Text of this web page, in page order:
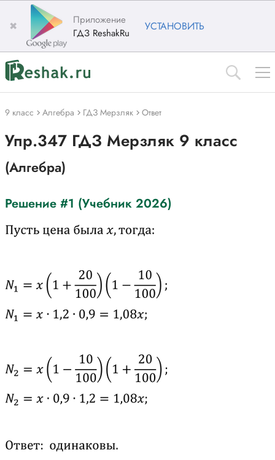
✖
Приложение
ГДЗ ReshakRu
УСТАНОВИТЬ
9 класс Алгебра ГДЗ Мерзляк Ответ
Упр.347 ГДЗ Мерзляк 9 класс
(Алгебра)
Решение #1 (Учебник 2026)